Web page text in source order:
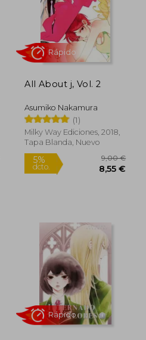
5%
dcto.
Rápido
All About j, Vol. 2
Asumiko Nakamura
(1)
Milky Way Ediciones, 2018,
Tapa Blanda, Nuevo
Rápido